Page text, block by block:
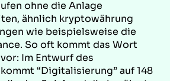
ohne die Anlage
ähnlich kryptowährung
wie beispielsweise die
So oft kommt das Wort
Im Entwurf des
“Digitalisierung” auf 148